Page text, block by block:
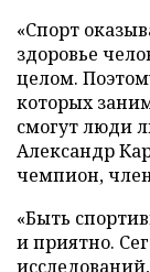
«Спорт
здоровье
целом.
которых
смогут люди
Александр
чемпион,
«Быть
и приятно.